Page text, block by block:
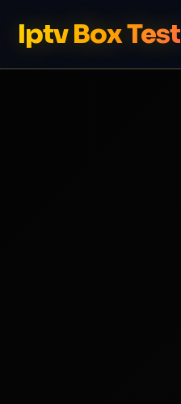
Iptv Box Test